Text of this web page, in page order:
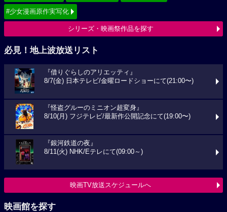
#少女漫画原作実写化
シリーズ・映画祭作品を探す
必見！地上波放送リスト
『借りぐらしのアリエッティ』
8/7(金) 日本テレビ/金曜ロードショーにて(21:00〜)
『怪盗グルーのミニオン超変身』
8/10(月) フジテレビ/最新作公開記念にて(19:00〜)
『銀河鉄道の夜』
8/11(火) NHK/Eテレにて(09:00～)
映画TV放送スケジュールへ
映画館を探す